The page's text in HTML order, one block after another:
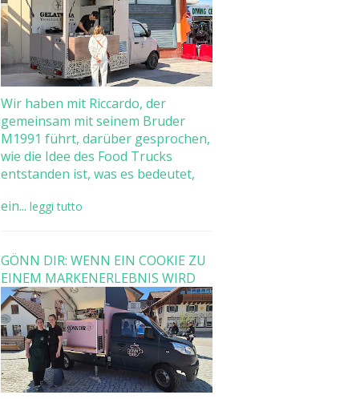
Wir haben mit Riccardo, der
gemeinsam mit seinem Bruder
M1991 führt, darüber gesprochen,
wie die Idee des Food Trucks
entstanden ist, was es bedeutet,
ein... leggi tutto
GÖNN DIR: WENN EIN COOKIE ZU
EINEM MARKENERLEBNIS WIRD